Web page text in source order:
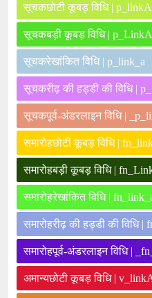
सूचकछोटी कूबड़ विधि | p_linkA
सूचकबड़ी कूबड़ विधि | p_LinkA
सूचकरेखांकित विधि | p_link_a
सूचकरीढ़ की हड्डी की विधि |
सूचकपूर्व-अंडरलाइन विधि |
समारोहछोटी कूबड़ विधि |
समारोहबड़ी कूबड़ विधि |
समारोहरेखांकित विधि |
समारोहरीढ़ की हड्डी की विधि |
समारोहपूर्व-अंडरलाइन विधि |
अमान्यछोटी कूबड़ विधि |